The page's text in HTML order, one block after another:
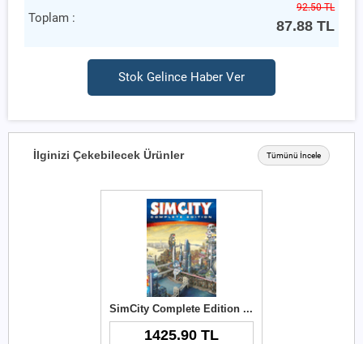
Toplam :
92.50 TL
87.88 TL
Stok Gelince Haber Ver
İlginizi Çekebilecek Ürünler Tümünü İncele
SimCity Complete Edition Origin Key
1425.90 TL